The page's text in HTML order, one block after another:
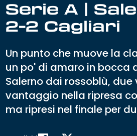
Serie A |
2-2 Cagliari
Un punto che muove la
un po' di amaro in bocca
Salerno dai rossoblù, due
vantaggio nella ripresa
ma ripresi nel finale per